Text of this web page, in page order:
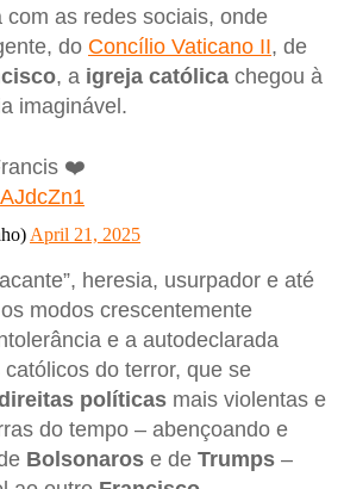
com as redes sociais, onde
do Concílio Vaticano II, de
, a igreja católica chegou à
imaginável.
❤️
April 21, 2025
heresia, usurpador e até
modos crescentemente
e a autodeclarada
do terror, que se
políticas mais violentas e
do tempo – abençoando e
Bolsonaros e de Trumps –